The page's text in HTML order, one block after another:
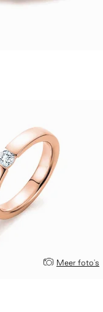
Meer foto's